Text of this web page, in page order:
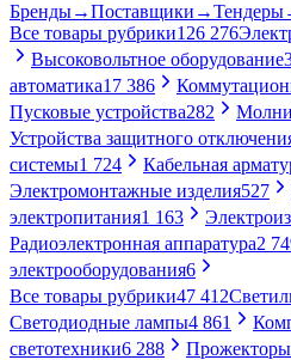
Бренды→Поставщики →Тендеры
Все товары рубрики126 276
Высоковольтное оборудование
автоматика17 386
Пусковые устройства282
Устройства защитного
системы1 724 Кабельная
Электромонтажные изделия527
электропитания1 163
Радиоэлектронная аппаратура2
электрооборудования6
Все товары рубрики47 412
Светодиодные лампы4 861
светотехники6 288 Прожекторы